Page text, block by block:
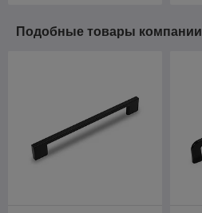
Подобные товары компании